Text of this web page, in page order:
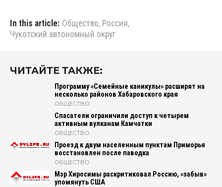
In this article: Общество, Россия,
Чукотский автономный округ
ЧИТАЙТЕ ТАКЖЕ:
Программу «Семейные каникулы» расширят на
несколько районов Хабаровского края
ОБЩЕСТВО
Спасатели ограничили доступ к четырем
активным вулканам Камчатки
ОБЩЕСТВО
Проезд к двум населенным пунктам Приморья
восстановлен после паводка
ОБЩЕСТВО
Мэр Хиросимы раскритиковал Россию, «забыв»
упомянуть США